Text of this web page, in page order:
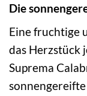
Die
Eine fruchtige
das Herzstück
Suprema